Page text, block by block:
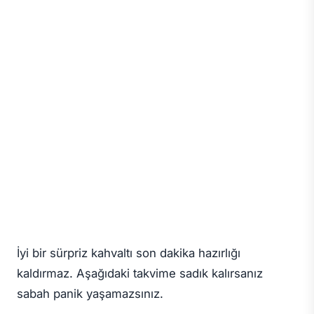
İyi bir sürpriz kahvaltı son dakika hazırlığı
kaldırmaz. Aşağıdaki takvime sadık kalırsanız
sabah panik yaşamazsınız.